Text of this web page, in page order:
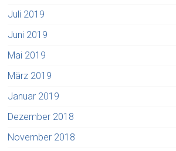
Juli 2019
Juni 2019
Mai 2019
März 2019
Januar 2019
Dezember 2018
November 2018